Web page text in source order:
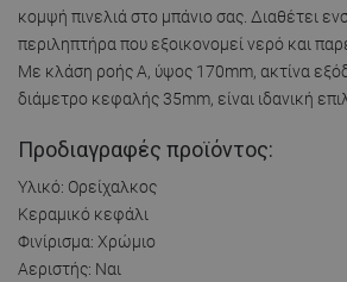
κομψή πινελιά στο μπάνιο σας. Διαθέτει
περιληπτήρα που εξοικονομεί νερό και
Με κλάση ροής A, ύψος 170mm, ακτίνα
διάμετρο κεφαλής 35mm, είναι ιδανική
Προδιαγραφές προϊόντος:
Υλικό: Ορείχαλκος
Κεραμικό κεφάλι
Φινίρισμα: Χρώμιο
Αεριστής: Ναι